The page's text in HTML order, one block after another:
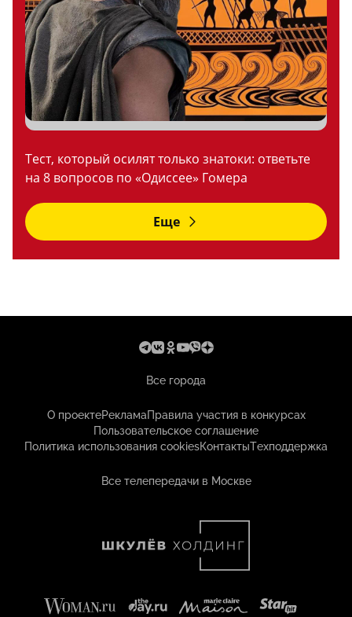
Тест, который осилят только знатоки: ответьте
на 8 вопросов по «Одиссее» Гомера
Еще
Все города
О проектеРекламаПравила участия в конкурсах
Пользовательское соглашение
Политика использования cookiesКонтактыТехподдержка
Все телепередачи в Москве